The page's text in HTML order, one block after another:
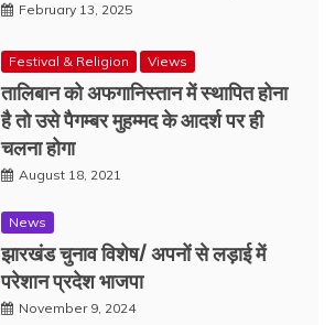
February 13, 2025
Festival & Religion Views
तालिबान को अफगानिस्तान में स्थापित होना
है तो उसे पैगम्बर मुहम्मद के आदर्श पर ही
चलना होगा
August 18, 2021
News
झारखंड चुनाव विशेष/ अपनों से लड़ाई में
परेशान प्रदेश भाजपा
November 9, 2024